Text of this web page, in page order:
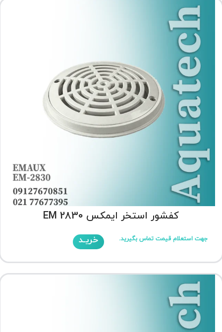
کفشور استخر ایمکس EM 2830
جهت استعلام قیمت تماس بگیرید. خریـد